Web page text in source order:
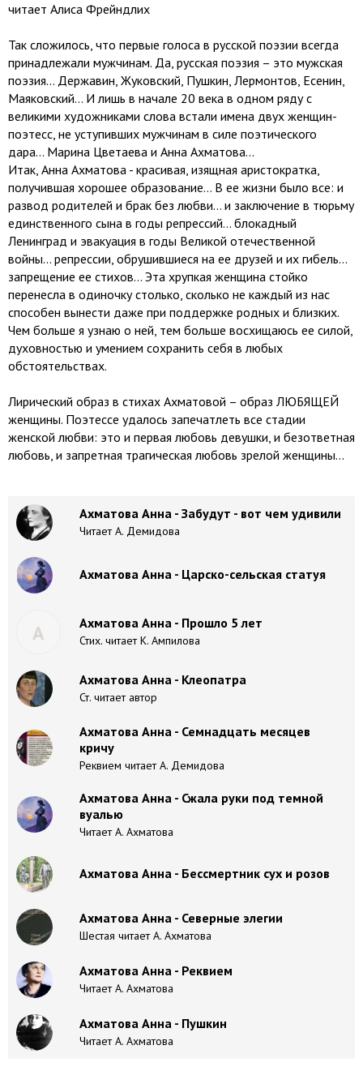
читает Алиса Фрейндлих
Так сложилось, что первые голоса в русской поэзии всегда
принадлежали мужчинам. Да, русская поэзия – это мужская
поэзия… Державин, Жуковский, Пушкин, Лермонтов, Есенин,
Маяковский… И лишь в начале 20 века в одном ряду с
великими художниками слова встали имена двух женщин-
поэтесс, не уступивших мужчинам в силе поэтического
дара… Марина Цветаева и Анна Ахматова…
Итак, Анна Ахматова - красивая, изящная аристократка,
получившая хорошее образование… В ее жизни было все: и
развод родителей и брак без любви… и заключение в тюрьму
единственного сына в годы репрессий… блокадный
Ленинград и эвакуация в годы Великой отечественной
войны… репрессии, обрушившиеся на ее друзей и их гибель…
запрещение ее стихов… Эта хрупкая женщина стойко
перенесла в одиночку столько, сколько не каждый из нас
способен вынести даже при поддержке родных и близких.
Чем больше я узнаю о ней, тем больше восхищаюсь ее силой,
духовностью и умением сохранить себя в любых
обстоятельствах.
Лирический образ в стихах Ахматовой – образ ЛЮБЯЩЕЙ
женщины. Поэтессе удалось запечатлеть все стадии
женской любви: это и первая любовь девушки, и безответная
любовь, и запретная трагическая любовь зрелой женщины…
Ахматова Анна - Забудут - вот чем удивили
Читает А. Демидова
Ахматова Анна - Царско-сельская статуя
А Ахматова Анна - Прошло 5 лет
Стих. читает К. Ампилова
Ахматова Анна - Клеопатра
Ст. читает автор
Ахматова Анна - Семнадцать месяцев
кричу
Реквием читает А. Демидова
Ахматова Анна - Сжала руки под темной
вуалью
Читает А. Ахматова
Ахматова Анна - Бессмертник сух и розов
Ахматова Анна - Северные элегии
Шестая читает А. Ахматова
Ахматова Анна - Реквием
Читает А. Ахматова
Ахматова Анна - Пушкин
Читает А. Ахматова